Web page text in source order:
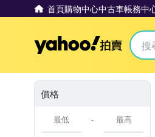
首頁購物中心中古車帳務中
價格
-